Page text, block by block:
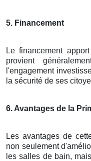
5. Financement
Le financement
provient
l'engagement
la sécurité de ses
6. Avantages de la
Les avantages de
non seulement
les salles de bain,